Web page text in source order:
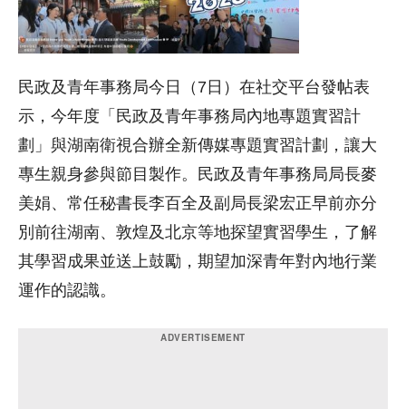
民政及青年事務局今日（7日）在社交平台發帖表
示，今年度「民政及青年事務局內地專題實習計
劃」與湖南衛視合辦全新傳媒專題實習計劃，讓大
專生親身參與節目製作。民政及青年事務局局長麥
美娟、常任秘書長李百全及副局長梁宏正早前亦分
別前往湖南、敦煌及北京等地探望實習學生，了解
其學習成果並送上鼓勵，期望加深青年對內地行業
運作的認識。